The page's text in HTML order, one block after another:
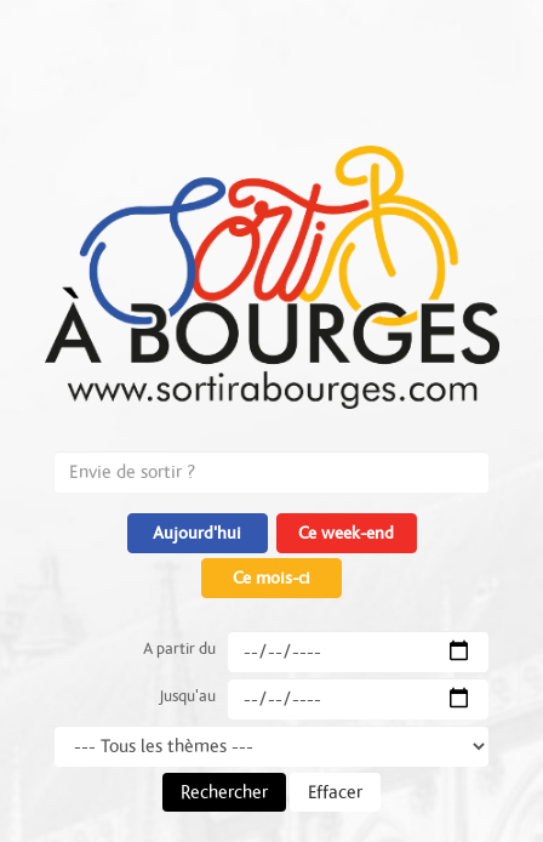
Aujourd'hui Ce week-end
Ce mois-ci
A partir du
Jusqu'au
Rechercher Effacer